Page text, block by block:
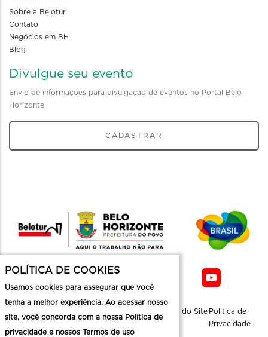
Sobre a Belotur
Contato
Negócios em BH
Blog
Divulgue seu evento
Envio de informações para divulgação de eventos no Portal Belo
Horizonte
CADASTRAR
Mapa do Site Politica de
Privacidade
POLÍTICA DE COOKIES
Usamos cookies para assegurar que você
tenha a melhor experiência. Ao acessar nosso
site, você concorda com a nossa Política de
privacidade e nossos Termos de uso